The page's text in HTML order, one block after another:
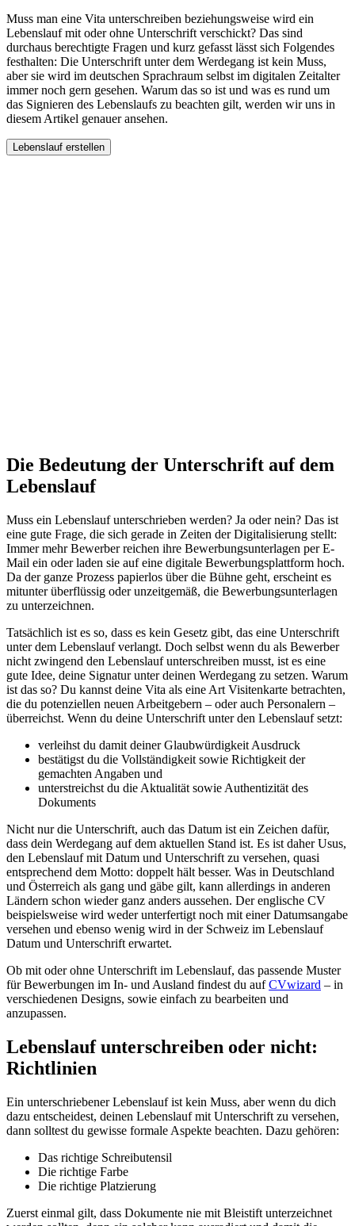
Muss man eine Vita unterschreiben beziehungsweise wird ein
Lebenslauf mit oder ohne Unterschrift verschickt? Das sind
durchaus berechtigte Fragen und kurz gefasst lässt sich Folgendes
festhalten: Die Unterschrift unter dem Werdegang ist kein Muss,
aber sie wird im deutschen Sprachraum selbst im digitalen Zeitalter
immer noch gern gesehen. Warum das so ist und was es rund um
das Signieren des Lebenslaufs zu beachten gilt, werden wir uns in
diesem Artikel genauer ansehen.
Lebenslauf erstellen
Die Bedeutung der Unterschrift auf dem
Lebenslauf
Muss ein Lebenslauf unterschrieben werden? Ja oder nein? Das ist
eine gute Frage, die sich gerade in Zeiten der Digitalisierung stellt:
Immer mehr Bewerber reichen ihre Bewerbungsunterlagen per E-
Mail ein oder laden sie auf eine digitale Bewerbungsplattform hoch.
Da der ganze Prozess papierlos über die Bühne geht, erscheint es
mitunter überflüssig oder unzeitgemäß, die Bewerbungsunterlagen
zu unterzeichnen.
Tatsächlich ist es so, dass es kein Gesetz gibt, das eine Unterschrift
unter dem Lebenslauf verlangt. Doch selbst wenn du als Bewerber
nicht zwingend den Lebenslauf unterschreiben musst, ist es eine
gute Idee, deine Signatur unter deinen Werdegang zu setzen. Warum
ist das so? Du kannst deine Vita als eine Art Visitenkarte betrachten,
die du potenziellen neuen Arbeitgebern – oder auch Personalern –
überreichst. Wenn du deine Unterschrift unter den Lebenslauf setzt:
verleihst du damit deiner Glaubwürdigkeit Ausdruck
bestätigst du die Vollständigkeit sowie Richtigkeit der
gemachten Angaben und
unterstreichst du die Aktualität sowie Authentizität des
Dokuments
Nicht nur die Unterschrift, auch das Datum ist ein Zeichen dafür,
dass dein Werdegang auf dem aktuellen Stand ist. Es ist daher Usus,
den Lebenslauf mit Datum und Unterschrift zu versehen, quasi
entsprechend dem Motto: doppelt hält besser. Was in Deutschland
und Österreich als gang und gäbe gilt, kann allerdings in anderen
Ländern schon wieder ganz anders aussehen. Der englische CV
beispielsweise wird weder unterfertigt noch mit einer Datumsangabe
versehen und ebenso wenig wird in der Schweiz im Lebenslauf
Datum und Unterschrift erwartet.
Ob mit oder ohne Unterschrift im Lebenslauf, das passende Muster
für Bewerbungen im In- und Ausland findest du aufCVwizard – in
verschiedenen Designs, sowie einfach zu bearbeiten und
anzupassen.
Lebenslauf unterschreiben oder nicht:
Richtlinien
Ein unterschriebener Lebenslauf ist kein Muss, aber wenn du dich
dazu entscheidest, deinen Lebenslauf mit Unterschrift zu versehen,
dann solltest du gewisse formale Aspekte beachten. Dazu gehören:
Das richtige Schreibutensil
Die richtige Farbe
Die richtige Platzierung
Zuerst einmal gilt, dass Dokumente nie mit Bleistift unterzeichnet